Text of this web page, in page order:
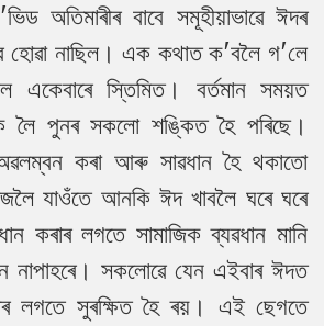
অতিমাৰীৰ বাবে সমূহীয়াভাৱে ঈদৰ
হোৱা নাছিল। এক কথাত ক'বলৈ গ'লে
স্তিমিত। বর্তমান সময়ত
লৈ পুনৰ সকলো শঙ্কিত হৈ পৰিছে।
কৰা আৰু সাৱধান হৈ থকাতো
যাওঁতে আনকি ঈদ খাবলৈ ঘৰে ঘৰে
কৰাৰ লগতে সামাজিক ব্যৱধান মানি
নাপাহৰে। সকলোৱে যেন এইবাৰ ঈদত
লগতে সুৰক্ষিত হৈ ৰয়। এই ছেগতে